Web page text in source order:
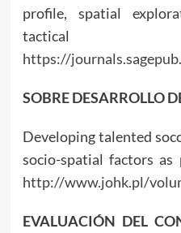
profile, spatial
tactical
https://
SOBRE DESARROLLO
Developing talented
socio-spatial factors as
http://www.johk.pl/
EVALUACIÓN DEL